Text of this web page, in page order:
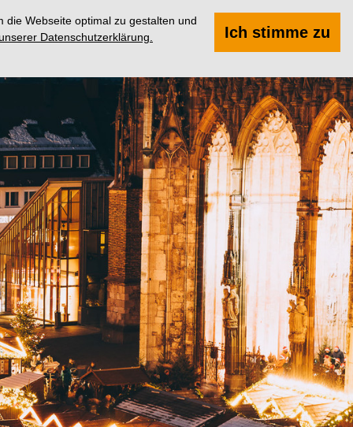
Webseite optimal zu gestalten und
Datenschutzerklärung.
Ich stimme zu
Suchen